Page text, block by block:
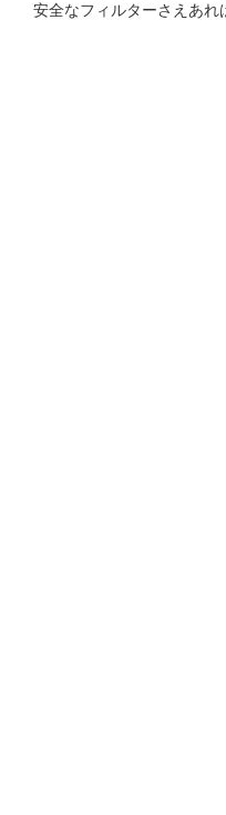
安全なフィルターさえあ